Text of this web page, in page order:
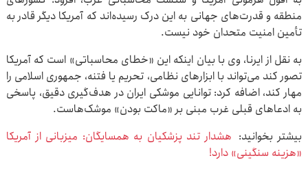
منطقه و قدرت‌های جهانی به این درک رسیده‌اند که آمریکا دیگر قادر به
تأمین امنیت متحدان خود نیست.
به نقل از ایرنا، وی با بیان اینکه این «خطای محاسباتی» است که آمریکا
تصور کند می‌تواند با ابزارهای نظامی، تحریم یا فتنه، جمهوری اسلامی را
مهار کند، اضافه کرد: توانایی موشکی ایران در هدف‌گیری دقیق، پاسخی
به ادعاهای قبلی غرب مبنی بر «ماکت بودن» موشک‌هاست.
بیشتر بخوانید: هشدار تند پزشکیان به همسایگان: میزبانی از آمریکا
«هزینه سنگینی» دارد!